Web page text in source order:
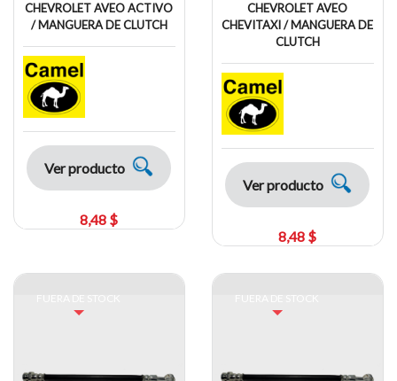
CHEVROLET AVEO ACTIVO
/ MANGUERA DE CLUTCH
Ver producto
8,48 $
CHEVROLET AVEO
CHEVITAXI / MANGUERA DE
CLUTCH
Ver producto
8,48 $
FUERA DE STOCK FUERA DE STOCK